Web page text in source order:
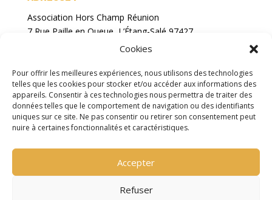
Cookies
Pour offrir les meilleures expériences, nous utilisons des technologies
telles que les cookies pour stocker et/ou accéder aux informations des
appareils. Consentir à ces technologies nous permettra de traiter des
données telles que le comportement de navigation ou des identifiants
uniques sur ce site. Ne pas consentir ou retirer son consentement peut
nuire à certaines fonctionnalités et caractéristiques.
Accepter
Refuser
Association Hors Champ Réunion
7 Rue Paille en Queue, L’Étang-Salé 97427
COPYRIGHT ©2025 FIFOI. TOUS DROITS RÉSERVÉS